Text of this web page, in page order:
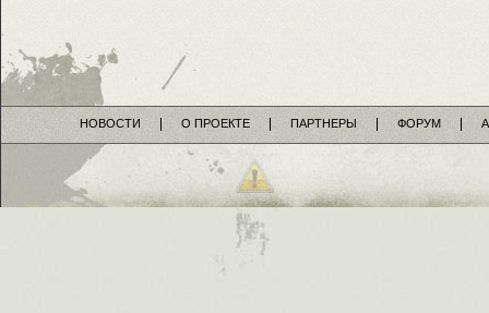
НОВОСТИ О ПРОЕКТЕ ПАРТНЕРЫ ФОРУМ